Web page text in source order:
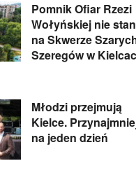
Pomnik Ofiar Rzezi
Wołyńskiej nie
na Skwerze
Szeregów w
Młodzi przejmują
Kielce.
na jeden dzień